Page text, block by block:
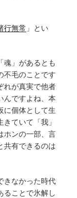
行無常 」とい
魂」があるとも
不毛のことです
れが真実で他者
んですよね、本
に個体として生
ていて「我」
ホンの一部、言
共有できるのは
きなかった時代
ることで氷解し